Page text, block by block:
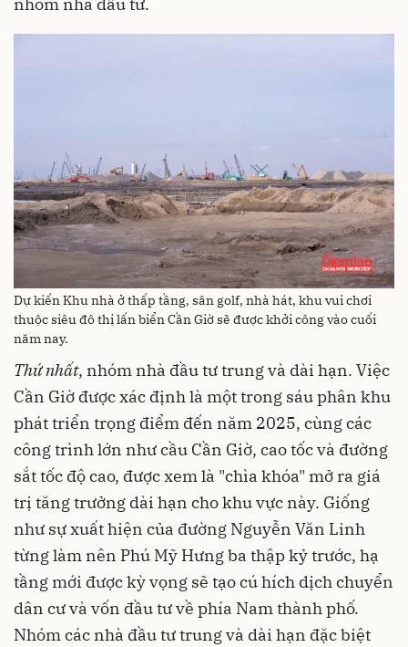
nhóm nhà đầu tư.
Dự kiến Khu nhà ở thấp tầng, sân golf, nhà hát, khu vui chơi
thuộc siêu đô thị lấn biển Cần Giờ sẽ được khởi công vào cuối
năm nay.
Thứ nhất, nhóm nhà đầu tư trung và dài hạn. Việc
Cần Giờ được xác định là một trong sáu phân khu
phát triển trọng điểm đến năm 2025, cùng các
công trình lớn như cầu Cần Giờ, cao tốc và đường
sắt tốc độ cao, được xem là "chìa khóa" mở ra giá
trị tăng trưởng dài hạn cho khu vực này. Giống
như sự xuất hiện của đường Nguyễn Văn Linh
từng làm nên Phú Mỹ Hưng ba thập kỷ trước, hạ
tầng mới được kỳ vọng sẽ tạo cú hích dịch chuyển
dân cư và vốn đầu tư về phía Nam thành phố.
Nhóm các nhà đầu tư trung và dài hạn đặc biệt